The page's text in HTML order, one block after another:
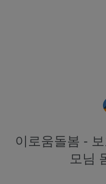
이로움돌봄 -
모님